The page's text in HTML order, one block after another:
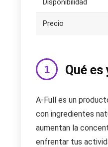
Precio
Qué
A-Full es un
con ingredientes
aumentan la
enfrentar tus